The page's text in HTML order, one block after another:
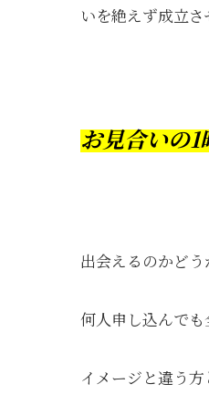
いを絶えず成立
お見合いの
出会えるのかどう
何人申し込んでも
イメージと違う方